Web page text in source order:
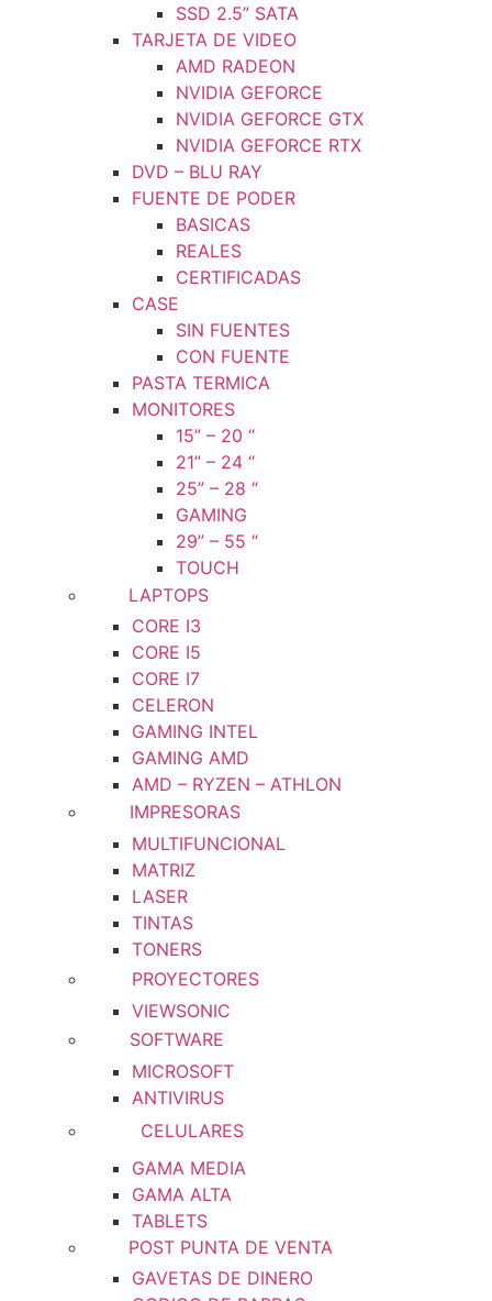
SSD 2.5” SATA
TARJETA DE VIDEO
AMD RADEON
NVIDIA GEFORCE
NVIDIA GEFORCE GTX
NVIDIA GEFORCE RTX
DVD – BLU RAY
FUENTE DE PODER
BASICAS
REALES
CERTIFICADAS
CASE
SIN FUENTES
CON FUENTE
PASTA TERMICA
MONITORES
15” – 20 “
21” – 24 “
25” – 28 “
GAMING
29” – 55 “
TOUCH
LAPTOPS
CORE I3
CORE I5
CORE I7
CELERON
GAMING INTEL
GAMING AMD
AMD – RYZEN – ATHLON
IMPRESORAS
MULTIFUNCIONAL
MATRIZ
LASER
TINTAS
TONERS
PROYECTORES
VIEWSONIC
SOFTWARE
MICROSOFT
ANTIVIRUS
CELULARES
GAMA MEDIA
GAMA ALTA
TABLETS
POST PUNTA DE VENTA
GAVETAS DE DINERO